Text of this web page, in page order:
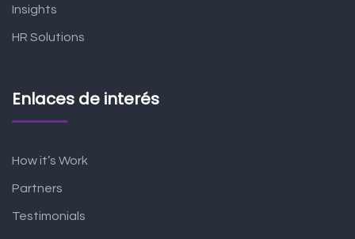
Insights
HR Solutions
Enlaces de interés
How it’s Work
Partners
Testimonials